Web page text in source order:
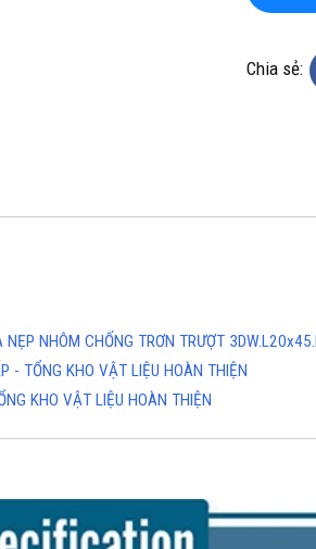
TỔNG KHO CHUYÊN THẢM
Chia sẻ:
NẸP NHÔM CHỐNG TRƠN TRƯỢT
- TỔNG KHO VẬT LIỆU HOÀN THIỆN
KHO VẬT LIỆU HOÀN THIỆN